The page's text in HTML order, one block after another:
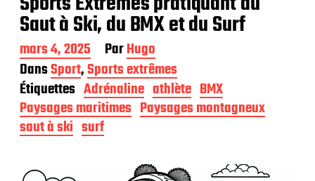
Saut à Ski, du BMX et du Surf
D
a
t
e
d
e
p
l
mars 4, 2025 ParHugo
DansSport,Sports extrêmes
Étiquettes Adrénaline athlète BMX
Paysages maritimes Paysages montagneux
saut à ski surf